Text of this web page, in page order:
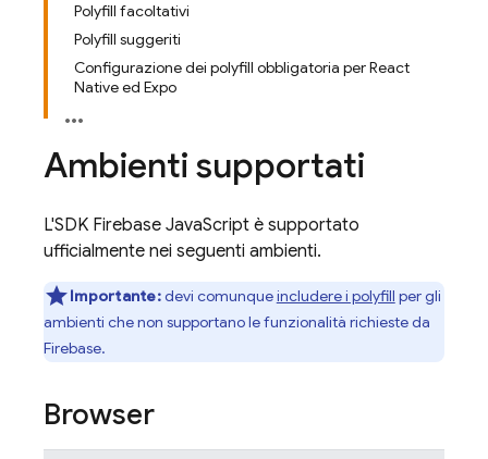
Polyfill facoltativi
Polyfill suggeriti
Configurazione dei polyfill obbligatoria per React
Native ed Expo
Ambienti supportati
L'SDK Firebase JavaScript è supportato
ufficialmente nei seguenti ambienti.
Importante:devi comunqueincludere i polyfill per gli
ambienti che non supportano le funzionalità richieste da
Firebase.
Browser